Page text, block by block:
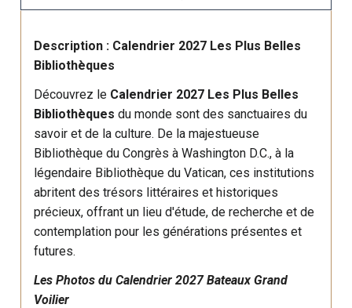
Description : Calendrier 2027 Les Plus Belles
Bibliothèques
Découvrez le Calendrier 2027 Les Plus Belles
Bibliothèquesdu monde sont des sanctuaires du
savoir et de la culture. De la majestueuse
Bibliothèque du Congrès à Washington D.C., à la
légendaire Bibliothèque du Vatican, ces institutions
abritent des trésors littéraires et historiques
précieux, offrant un lieu d'étude, de recherche et de
contemplation pour les générations présentes et
futures.
Les Photos du Calendrier 2027 Bateaux Grand
Voilier